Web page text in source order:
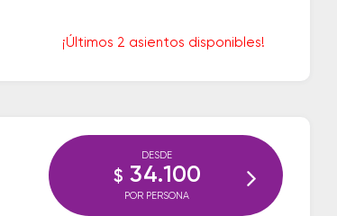
¡Últimos 2 asientos disponibles!
DESDE
$ 34.100
POR PERSONA